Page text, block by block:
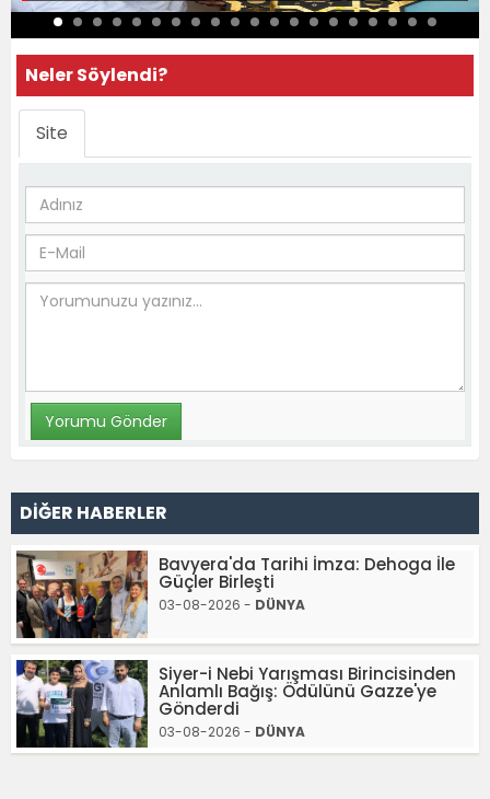
Neler Söylendi?
Site
DİĞER HABERLER
Bavyera'da Tarihi İmza: Dehoga İle
Güçler Birleşti
03-08-2026 - DÜNYA
Siyer-i Nebi Yarışması Birincisinden
Anlamlı Bağış: Ödülünü Gazze'ye
Gönderdi
03-08-2026 - DÜNYA